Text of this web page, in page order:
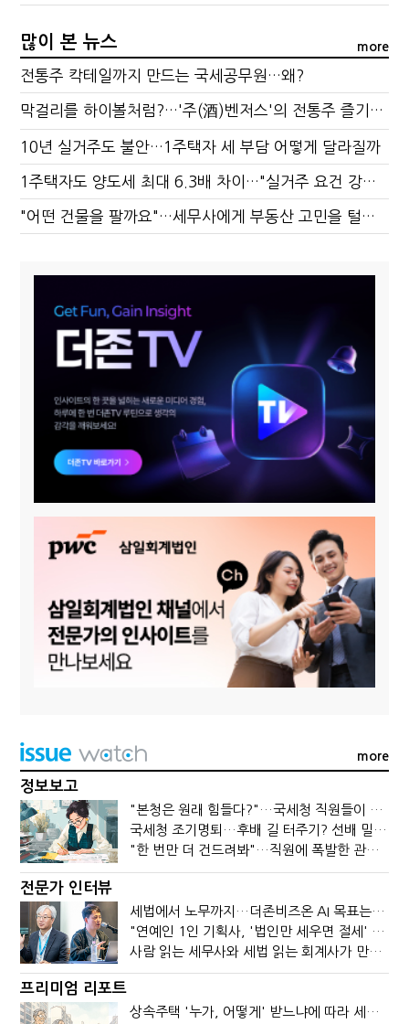
많이 본 뉴스 more
전통주 칵테일까지 만드는 국세공무원…왜?
막걸리를 하이볼처럼?…'주(酒)벤저스'의 전통주 즐기는 법
10년 실거주도 불안…1주택자 세 부담 어떻게 달라질까
1주택자도 양도세 최대 6.3배 차이…"실거주 요건 강화하자"
"어떤 건물을 팔까요"…세무사에게 부동산 고민을 털어놓는 이유
more
정보보고
"본청은 원래 힘들다?"…국세청 직원들이 떠나는 이유
국세청 조기명퇴…후배 길 터주기? 선배 밀어내기?
"한 번만 더 건드려봐"…직원에 폭발한 관세청장, 왜?
전문가 인터뷰
세법에서 노무까지…더존비즈온 AI 목표는 '전문가의 시간'
"연예인 1인 기획사, '법인만 세우면 절세' 시대 끝났다"
사람 읽는 세무사와 세법 읽는 회계사가 만나면?
프리미엄 리포트
상속주택 '누가, 어떻게' 받느냐에 따라 세금이 달라진다